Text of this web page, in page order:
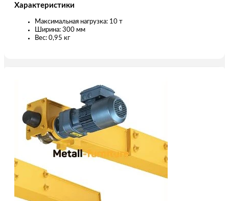
Характеристики
Максимальная нагрузка: 10 т
Ширина: 300 мм
Вес: 0,95 кг